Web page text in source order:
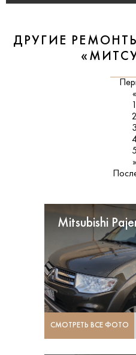
ДРУГИЕ
«
2
3
5
»
Mitsubishi
СМОТРЕТЬ ВСЕ ФОТО